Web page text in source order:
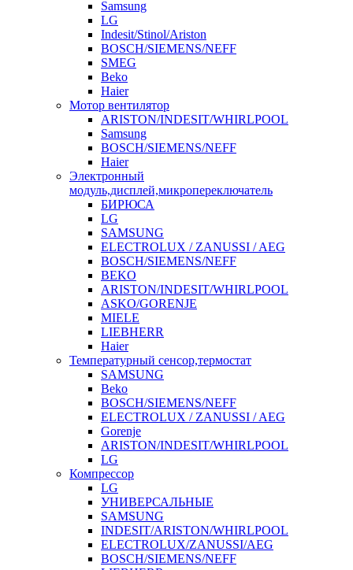
Samsung
LG
Indesit/Stinol/Ariston
BOSCH/SIEMENS/NEFF
SMEG
Beko
Haier
Мотор вентилятор
ARISTON/INDESIT/WHIRLPOOL
Samsung
BOSCH/SIEMENS/NEFF
Haier
Электронный
модуль,дисплей,микропереключатель
БИРЮСА
LG
SAMSUNG
ELECTROLUX / ZANUSSI / AEG
BOSCH/SIEMENS/NEFF
BEKO
ARISTON/INDESIT/WHIRLPOOL
ASKO/GORENJE
MIELE
LIEBHERR
Haier
Температурный сенсор,термостат
SAMSUNG
Beko
BOSCH/SIEMENS/NEFF
ELECTROLUX / ZANUSSI / AEG
Gorenje
ARISTON/INDESIT/WHIRLPOOL
LG
Компрессор
LG
УНИВЕРСАЛЬНЫЕ
SAMSUNG
INDESIT/ARISTON/WHIRLPOOL
ELECTROLUX/ZANUSSI/AEG
BOSCH/SIEMENS/NEFF